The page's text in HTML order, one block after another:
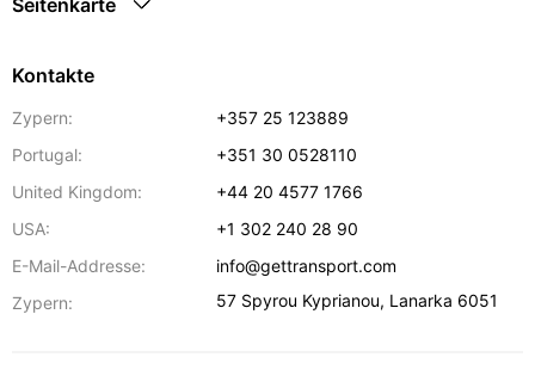
Seitenkarte
Kontakte
Zypern:
+357 25 123889
Portugal:
+351 30 0528110
United Kingdom:
+44 20 4577 1766
USA:
+1 302 240 28 90
E-Mail-Addresse:
info@gettransport.com
Zypern:
57 Spyrou Kyprianou, Lanarka 6051